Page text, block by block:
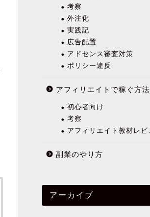
考察
外注化
実践記
広告配置
アドセンス審査対策
ポリシー違反
アフィリエイトで稼ぐ方法
初心者向け
考察
アフィリエイト教材レビ
副業のやり方
アーカイブ